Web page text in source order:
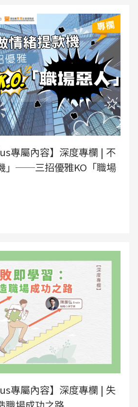
專屬內容】深度專欄 | 不
」──三招優雅KO「職場
專屬內容】深度專欄 | 失